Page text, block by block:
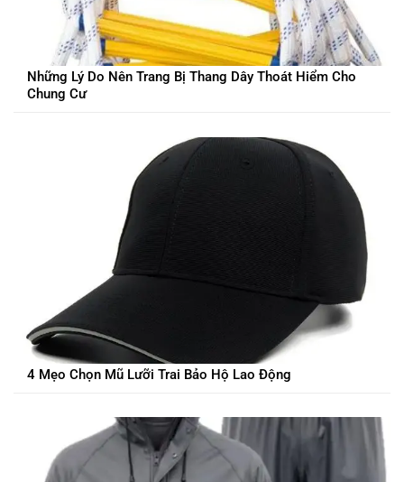
Những Lý Do Nên Trang Bị Thang Dây Thoát Hiểm Cho
Chung Cư
4 Mẹo Chọn Mũ Lưỡi Trai Bảo Hộ Lao Động